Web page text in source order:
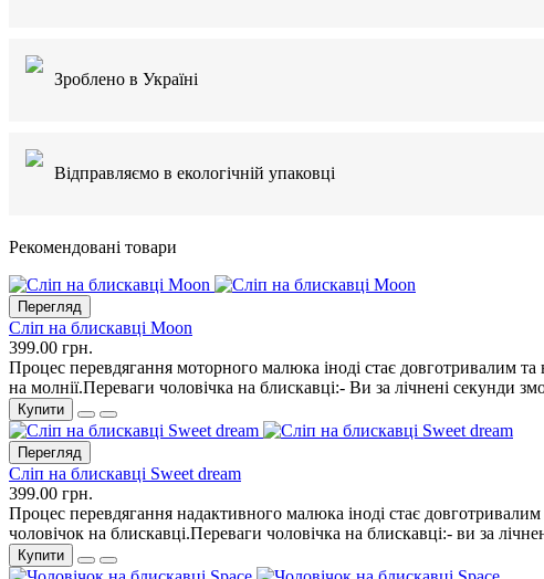
Зроблено в Україні
Відправляємо в екологічній упаковці
Рекомендовані товари
Перегляд
Сліп на блискавці Moon
399.00 грн.
Процес перевдягання моторного малюка іноді стає
на молнії.Переваги чоловічка на блискавці:- Ви за лічнені секунди
Купити
Перегляд
Сліп на блискавці Sweet dream
399.00 грн.
Процес перевдягання надактивного малюка іноді стає
чоловічок на блискавці.Переваги чоловічка на блискавці:- ви за
Купити